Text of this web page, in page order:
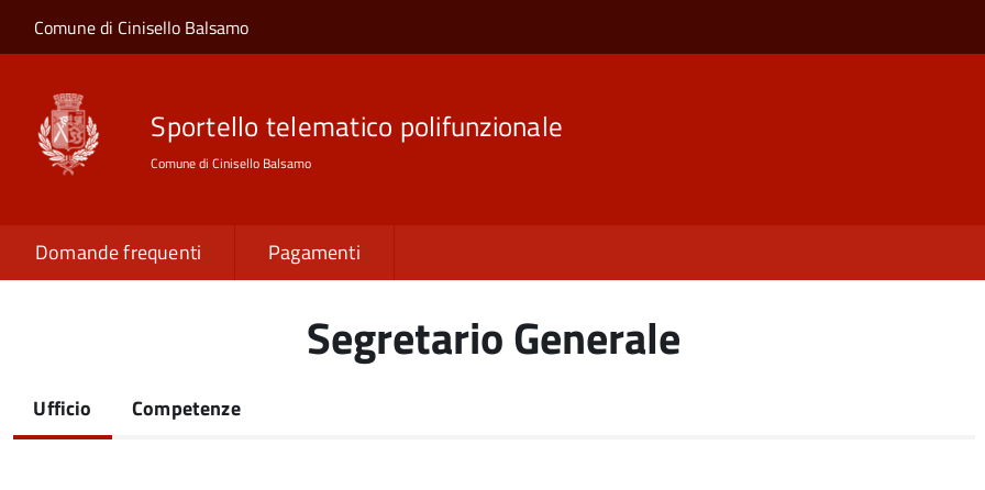
Salta al contenuto principale
Skip to site navigation
Comune di Cinisello Balsamo
Sportello telematico polifunzionale
Comune di Cinisello Balsamo
Domande frequenti Pagamenti
Segretario Generale
Ufficio
(scheda
Competenze